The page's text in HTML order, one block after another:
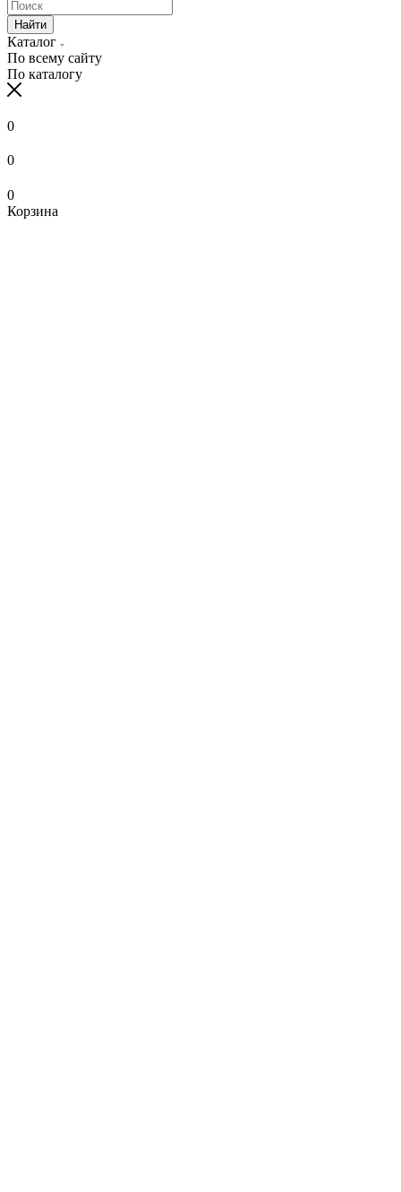
Найти
Каталог
По всему сайту
По каталогу
0
0
0
Корзина